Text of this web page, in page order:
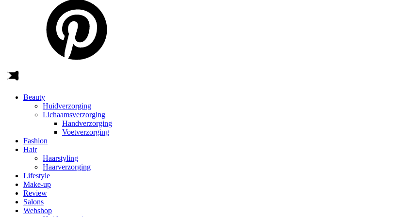
Beauty
Huidverzorging
Lichaamsverzorging
Handverzorging
Voetverzorging
Fashion
Hair
Haarstyling
Haarverzorging
Lifestyle
Make-up
Review
Salons
Webshop